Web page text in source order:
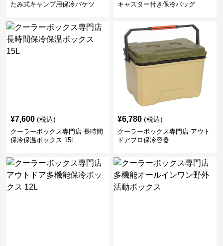
たみ式キャンプ用保冷バケツ
キャスター付き保冷バッグ
¥7,600 (税込)
クーラーボックス専門店 長時間
保冷保温ボックス 15L
¥6,780 (税込)
クーラーボックス専門店 アウト
ドアプロ保冷容器